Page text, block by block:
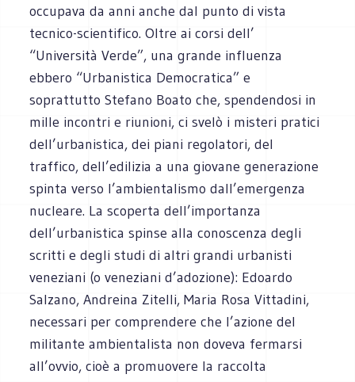
occupava da anni anche dal punto di vista
tecnico-scientifico. Oltre ai corsi dell’
“Università Verde”, una grande influenza
ebbero “Urbanistica Democratica” e
soprattutto Stefano Boato che, spendendosi in
mille incontri e riunioni, ci svelò i misteri pratici
dell’urbanistica, dei piani regolatori, del
traffico, dell’edilizia a una giovane generazione
spinta verso l’ambientalismo dall’emergenza
nucleare. La scoperta dell’importanza
dell’urbanistica spinse alla conoscenza degli
scritti e degli studi di altri grandi urbanisti
veneziani (o veneziani d’adozione): Edoardo
Salzano, Andreina Zitelli, Maria Rosa Vittadini,
necessari per comprendere che l’azione del
militante ambientalista non doveva fermarsi
all’ovvio, cioè a promuovere la raccolta